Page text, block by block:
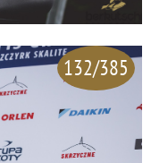
132/385